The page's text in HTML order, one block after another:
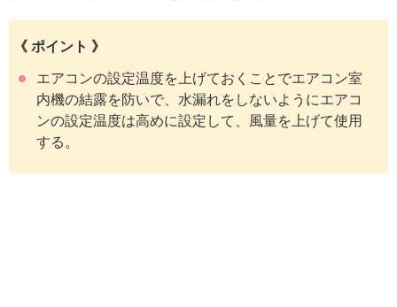
《 ポイント 》
エアコンの設定温度を上げておくことでエアコン室
内機の結露を防いで、水漏れをしないようにエアコ
ンの設定温度は高めに設定して、風量を上げて使用
する。